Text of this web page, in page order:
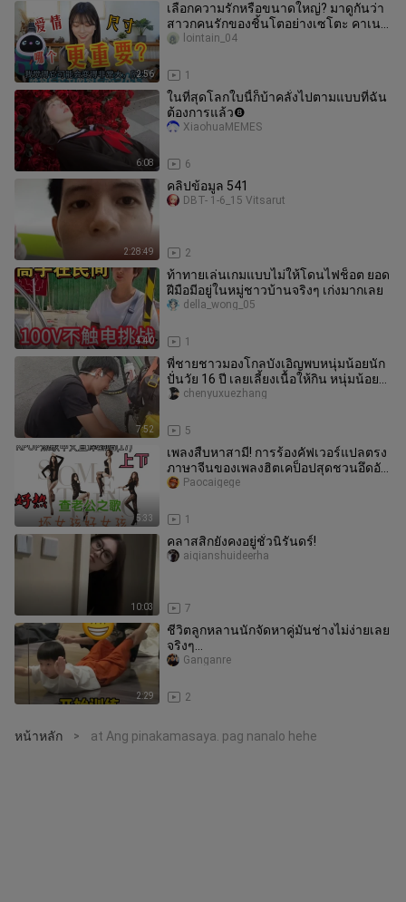
2:56
เลือกความรักหรือขนาดใหญ่? มาดูกันว่า
สาวกคนรักของชิ้นโตอย่างเซโตะ คาเนะ
จะว่าอย่างไร! | คอลัมน์อารมณ์ค
1
lointain_04
6:08
ในที่สุดโลกใบนี้ก็บ้าคลั่งไปตามแบบที่ฉัน
ต้องการแล้ว❽
6
XiaohuaMEMES
2:28:49
คลิปข้อมูล 541
2
DBT- 1-6_15 Vitsarut
4:40
ท้าทายเล่นเกมแบบไม่ให้โดนไฟช็อต ยอด
ฝีมือมีอยู่ในหมู่ชาวบ้านจริงๆ เก่งมากเลย
1
della_wong_05
7:52
พี่ชายชาวมองโกลบังเอิญพบหนุ่มน้อยนัก
ปั่นวัย 16 ปี เลยเลี้ยงเนื้อให้กิน หนุ่มน้อย
เดินทางจากไท่หยวนไปถ
5
chenyuxuezhang
5:33
เพลงสืบหาสามี! การร้องคัฟเวอร์แปลตรง
ภาษาจีนของเพลงฮิตเคป็อปสุดชวนอึดอัด
(17)
1
Paocaigege
10:03
คลาสสิกยังคงอยู่ชั่วนิรันดร์!
7
aiqianshuideerha
2:29
ชีวิตลูกหลานนักจัดหาคู่มันช่างไม่ง่ายเลย
จริงๆ…
2
Ganganre
หน้าหลัก > at Ang pinakamasaya. pag nanalo hehe